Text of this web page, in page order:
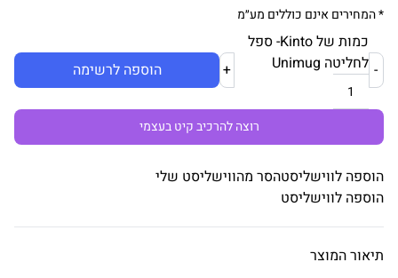
* המחירים אינם כוללים מע״מ
-
כמות של Kinto- ספל
לחליטה Unimug
+ הוספה לרשימה
רוצה להרכיב קיט בעצמי
הוספה לווישליסטהסר מהווישליסט שלי
הוספה לווישליסט
תיאור המוצר